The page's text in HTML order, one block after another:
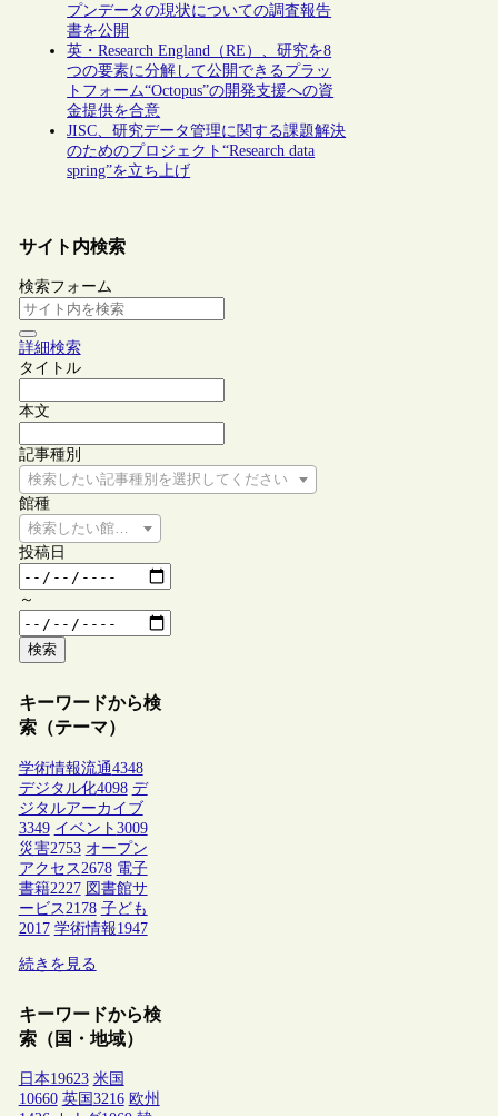
プンデータの現状についての調査報告
書を公開
英・Research England（RE）、研究を8
つの要素に分解して公開できるプラッ
トフォーム“Octopus”の開発支援への資
金提供を合意
JISC、研究データ管理に関する課題解決
のためのプロジェクト“Research data
spring”を立ち上げ
サイト内検索
検索フォーム
詳細検索
タイトル
本文
記事種別
検索したい記事種別を選択してください
館種
検索したい館種を選択してください
投稿日
～
検索
キーワードから検
索（テーマ）
学術情報流通4348
デジタル化4098 デ
ジタルアーカイブ
3349 イベント 3009
災害2753 オープン
アクセス 2678 電子
書籍2227 図書館サ
ービス 2178 子ども
2017 学術情報1947
続きを見る
キーワードから検
索（国・地域）
日本19623 米国
10660 英国 3216 欧州